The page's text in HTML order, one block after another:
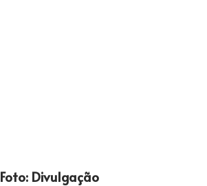
Foto: Divulgação